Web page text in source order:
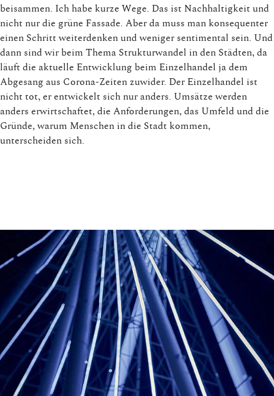
beisammen. Ich habe kurze Wege. Das ist Nachhaltigkeit und
nicht nur die grüne Fassade. Aber da muss man konsequenter
einen Schritt weiterdenken und weniger sentimental sein. Und
dann sind wir beim Thema Strukturwandel in den Städten, da
läuft die aktuelle Entwicklung beim Einzelhandel ja dem
Abgesang aus Corona-Zeiten zuwider. Der Einzelhandel ist
nicht tot, er entwickelt sich nur anders. Umsätze werden
anders erwirtschaftet, die Anforderungen, das Umfeld und die
Gründe, warum Menschen in die Stadt kommen,
unterscheiden sich.